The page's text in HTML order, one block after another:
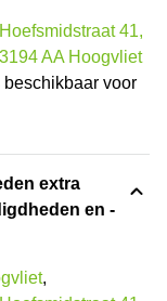
Hoefsmidstraat 41,
AA Hoogvliet
beschikbaar voor
extra
en -
,